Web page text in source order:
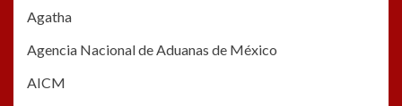
Agatha
Agencia Nacional de Aduanas de México
AICM